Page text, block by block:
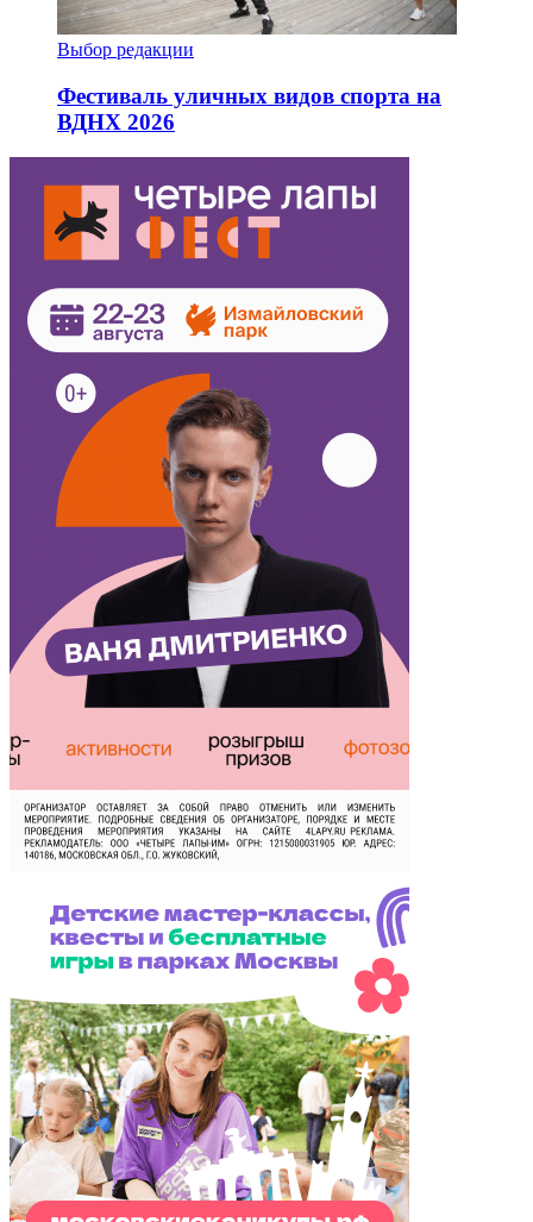
Выбор редакции
Фестиваль уличных видов спорта на
ВДНХ 2026